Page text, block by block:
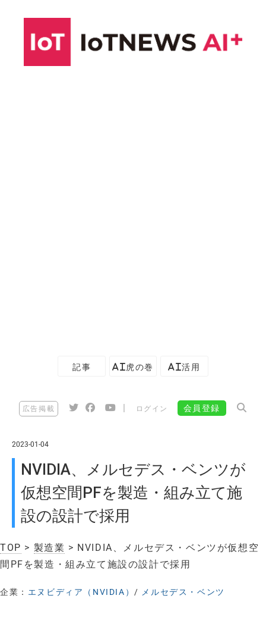
記事 AI虎の巻 AI活用
広告掲載 ログイン 会員登録
2023-01-04
NVIDIA、メルセデス・ベンツが
仮想空間PFを製造・組み立て施
設の設計で採用
TOP > 製造業 > NVIDIA、メルセデス・ベンツが仮想空
間PFを製造・組み立て施設の設計で採用
企業： エヌビディア（NVIDIA）/ メルセデス・ベンツ